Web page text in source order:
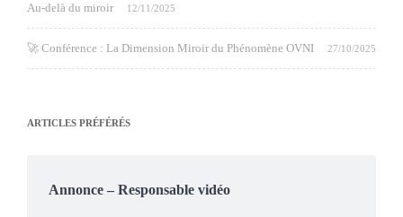
Au-delà du miroir
12/11/2025
🚀 Conférence : La Dimension Miroir du Phénomène OVNI 27/10/2025
ARTICLES PRÉFÉRÉS
Annonce – Responsable vidéo